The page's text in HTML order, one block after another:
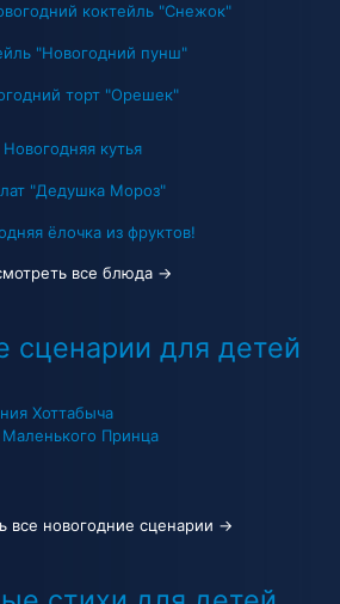
коктейль "Снежок"
"Новогодний пунш"
торт "Орешек"
Новогодняя кутья
"Дедушка Мороз"
ёлочка из фруктов!
все блюда →
сценарии для детей
Хоттабыча
Принца
все новогодние сценарии →